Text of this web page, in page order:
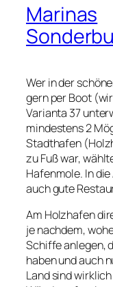
Marinas
Wer in der
gern per Boot
Varianta 37
mindestens 2
Stadthafen
zu Fuß war,
Hafenmole. In
auch gute
Am Holzhafen
je nachdem,
Schiffe anlegen,
haben und auch
Land sind